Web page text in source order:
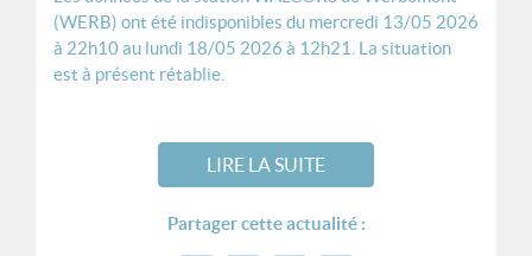
(WERB) ont été indisponibles du mercredi 13/05 2026
à 22h10 au lundi 18/05 2026 à 12h21. La situation
est à présent rétablie.
LIRE LA SUITE
Partager cette actualité :